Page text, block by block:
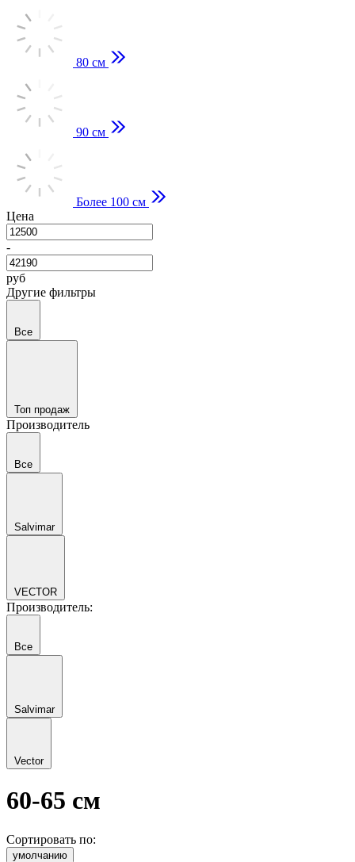
80 см
90 см
Более 100 см
Цена
-
руб
Другие фильтры
Все
Топ продаж
Производитель
Все
Salvimar
VECTOR
Производитель:
Все
Salvimar
Vector
60-65 см
Сортировать по:
умолчанию